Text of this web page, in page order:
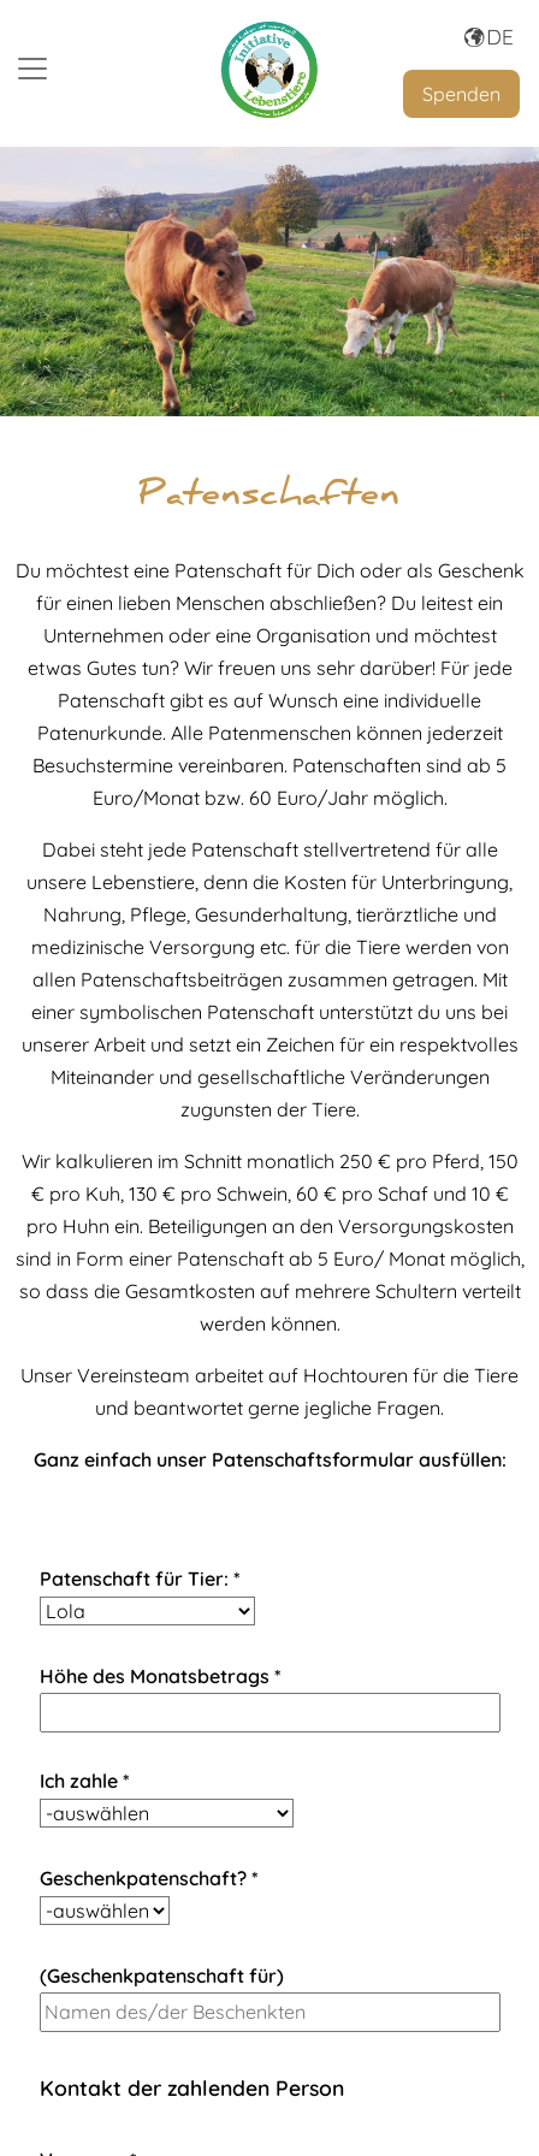
Spenden
Patenschaften
Du möchtest eine Patenschaft für Dich oder als Geschenk
für einen lieben Menschen abschließen? Du leitest ein
Unternehmen oder eine Organisation und möchtest
etwas Gutes tun? Wir freuen uns sehr darüber! Für jede
Patenschaft gibt es auf Wunsch eine individuelle
Patenurkunde. Alle Patenmenschen können jederzeit
Besuchstermine vereinbaren. Patenschaften sind ab 5
Euro/Monat bzw. 60 Euro/Jahr möglich.
Dabei steht jede Patenschaft stellvertretend für alle
unsere Lebenstiere, denn die Kosten für Unterbringung,
Nahrung, Pflege, Gesunderhaltung, tierärztliche und
medizinische Versorgung etc. für die Tiere werden von
allen Patenschaftsbeiträgen zusammen getragen. Mit
einer symbolischen Patenschaft unterstützt du uns bei
unserer Arbeit und setzt ein Zeichen für ein respektvolles
Miteinander und gesellschaftliche Veränderungen
zugunsten der Tiere.
Wir kalkulieren im Schnitt monatlich 250 € pro Pferd, 150
€ pro Kuh, 130 € pro Schwein, 60 € pro Schaf und 10 €
pro Huhn ein. Beteiligungen an den Versorgungskosten
sind in Form einer Patenschaft ab 5 Euro/ Monat möglich,
so dass die Gesamtkosten auf mehrere Schultern verteilt
werden können.
Unser Vereinsteam arbeitet auf Hochtouren für die Tiere
und beantwortet gerne jegliche Fragen.
Ganz einfach unser Patenschaftsformular ausfüllen:
Patenschaft für Tier: *
Höhe des Monatsbetrags *
Ich zahle *
Geschenkpatenschaft? *
(Geschenkpatenschaft für)
Kontakt der zahlenden Person